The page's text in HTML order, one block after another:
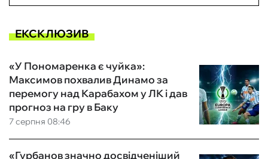
ЕКСКЛЮЗИВ
7 серпня 08:46
«У Пономаренка є чуйка»:
Максимов похвалив Динамо за
перемогу над Карабахом у ЛК і дав
прогноз на гру в Баку
«Гурбанов значно досвідченіший